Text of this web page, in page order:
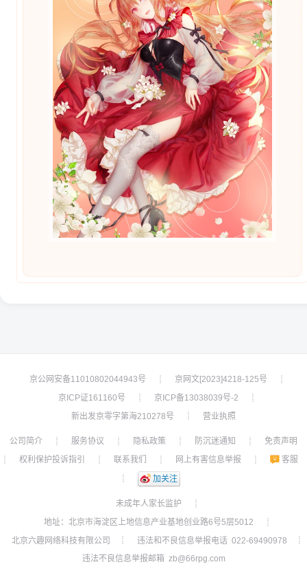
京公网安备11010802044943号 ┊ 京网文[2023]4218-125号
┊
京ICP证161160号
┊ 京ICP备13038039号-2
┊
新出发京零字第海210278号
┊ 营业执照
公司简介 ┊ 服务协议 ┊ 隐私政策 ┊ 防沉迷通知 ┊
免责声明
┊
权利保护投诉指引 ┊ 联系我们 ┊ 网上有害信息举报 ┊
客服
┊
加关注
未成年人家长监护
┊
地址：北京市海淀区上地信息产业基地创业路6号5层5012
┊
北京六趣网络科技有限公司
┊ 违法和不良信息举报电话 022-69490978
┊
违法不良信息举报邮箱 zb@66rpg.com